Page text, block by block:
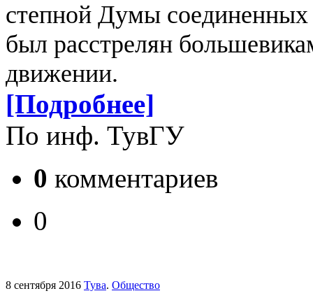
степной Думы
был расстрелян
движении.
[Подробнее]
По инф. ТувГУ
0 комментариев
0
8 сентября 2016 Тува. Общество